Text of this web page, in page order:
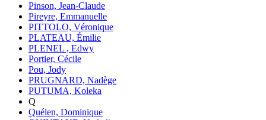
Pinson, Jean-Claude
Pireyre, Emmanuelle
PITTOLO, Véronique
PLATEAU, Émilie
PLENEL , Edwy
Portier, Cécile
Pou, Jody
PRUGNARD, Nadège
PUTUMA, Koleka
Q
Quélen, Dominique